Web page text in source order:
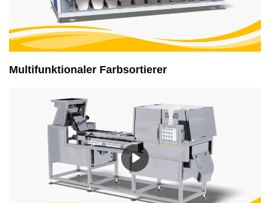
​Multifunktionaler Farbsortierer